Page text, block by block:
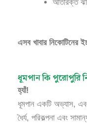
অতিরিক্ত
এসব খাবার নিকোটিনের
ধূমপান কি পুরোপুরি
হ্যাঁ!
ধূমপান একটি অভ্যাস,
ধৈর্য, পরিকল্পনা এবং